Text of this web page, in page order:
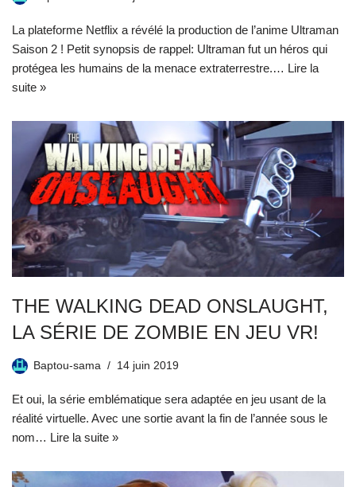
La plateforme Netflix a révélé la production de l’anime Ultraman
Saison 2 ! Petit synopsis de rappel: Ultraman fut un héros qui
protégea les humains de la menace extraterrestre.… Lire la
suite »
THE WALKING DEAD ONSLAUGHT,
LA SÉRIE DE ZOMBIE EN JEU VR!
Baptou-sama 14 juin 2019
Et oui, la série emblématique sera adaptée en jeu usant de la
réalité virtuelle. Avec une sortie avant la fin de l’année sous le
nom… Lire la suite »